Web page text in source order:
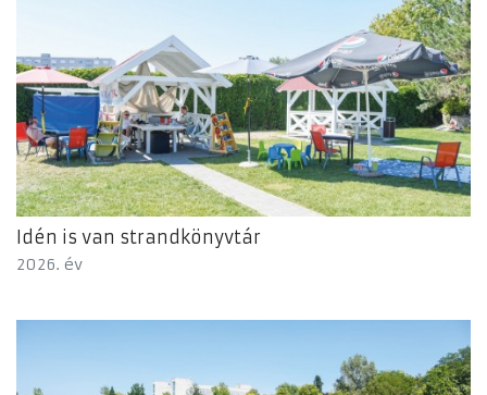
Idén is van strandkönyvtár
2026. év